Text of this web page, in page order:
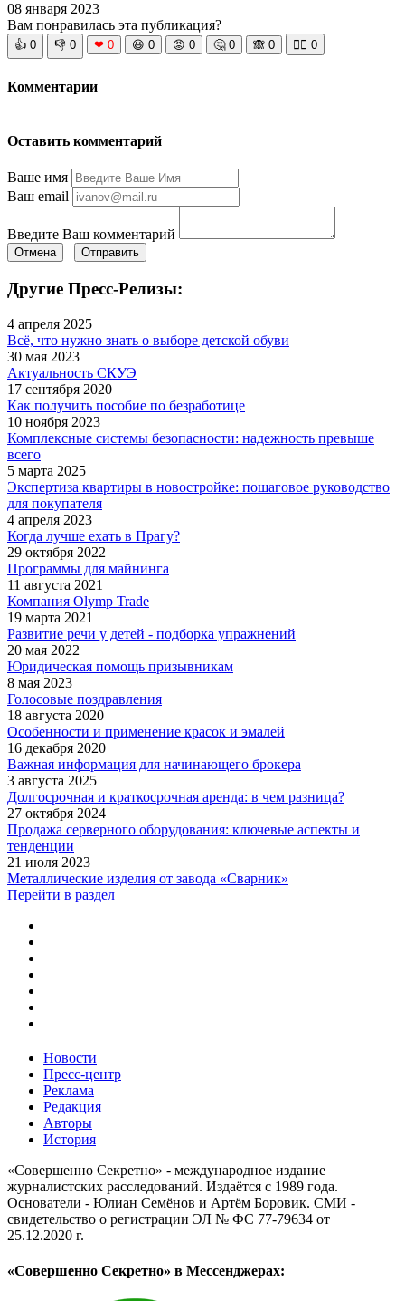
08 января 2023
Вам понравилась эта публикация?
👍 0 👎 0 ❤ 0 😆 0 😡 0 🤔 0 🙈 0 🧘‍♀️ 0
Комментарии
Оставить комментарий
Ваше имя
Ваш email
Введите Ваш комментарий
Отмена Отправить
Другие Пресс-Релизы:
4 апреля 2025
Всё, что нужно знать о выборе детской обуви
30 мая 2023
Актуальность СКУЭ
17 сентября 2020
Как получить пособие по безработице
10 ноября 2023
Комплексные системы безопасности: надежность превыше
всего
5 марта 2025
Экспертиза квартиры в новостройке: пошаговое руководство
для покупателя
4 апреля 2023
Когда лучше ехать в Прагу?
29 октября 2022
Программы для майнинга
11 августа 2021
Компания Olymp Trade
19 марта 2021
Развитие речи у детей - подборка упражнений
20 мая 2022
Юридическая помощь призывникам
8 мая 2023
Голосовые поздравления
18 августа 2020
Особенности и применение красок и эмалей
16 декабря 2020
Важная информация для начинающего брокера
3 августа 2025
Долгосрочная и краткосрочная аренда: в чем разница?
27 октября 2024
Продажа серверного оборудования: ключевые аспекты и
тенденции
21 июля 2023
Металлические изделия от завода «Сварник»
Перейти в раздел
Новости
Пресс-центр
Реклама
Редакция
Авторы
История
«Совершенно Секретно» - международное издание
журналистских расследований. Издаётся с 1989 года.
Основатели - Юлиан Семёнов и Артём Боровик. CМИ -
свидетельство о регистрации ЭЛ № ФС 77-79634 от
25.12.2020 г.
«Совершенно Секретно» в Мессенджерах: